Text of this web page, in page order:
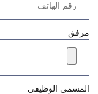
مرفق
المسمي الوظيفي